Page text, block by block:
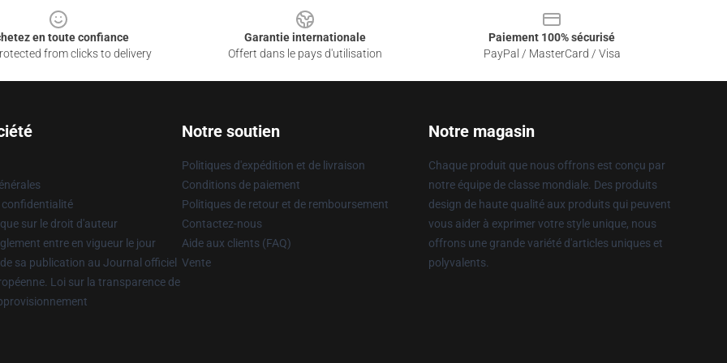
en toute confiance
from clicks to delivery
Garantie internationale
Offert dans le pays d'utilisation
Paiement 100% sécurisé
PayPal / MasterCard / Visa
confidentialité
sur le droit d'auteur
entre en vigueur le jour
sa publication au Journal officiel
Loi sur la transparence de
Notre soutien
Politiques d'expédition et de livraison
Conditions de paiement
Politiques de retour et de remboursement
Contactez-nous
Aide aux clients (FAQ)
Vente
Notre magasin
Chaque produit que nous offrons est conçu par
notre équipe de classe mondiale. Des produits
design de haute qualité aux produits qui peuvent
vous aider à exprimer votre style unique, nous
offrons une grande variété d'articles uniques et
polyvalents.